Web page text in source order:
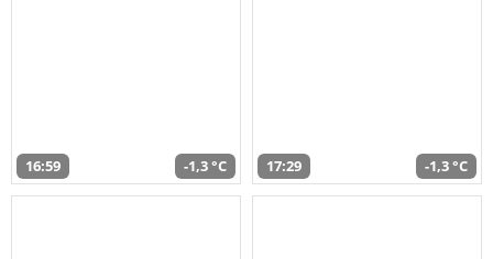
16:59 -1,3 °C 17:29 -1,3 °C